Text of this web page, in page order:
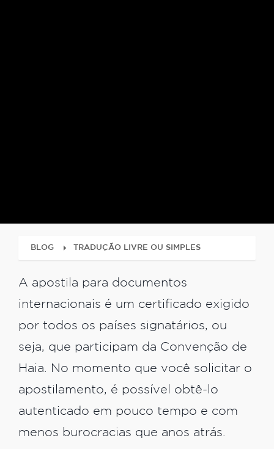
BLOG TRADUÇÃO LIVRE OU SIMPLES
A apostila para documentos
internacionais é um certificado exigido
por todos os países signatários, ou
seja, que participam da Convenção de
Haia. No momento que você solicitar o
apostilamento, é possível obtê-lo
autenticado em pouco tempo e com
menos burocracias que anos atrás.